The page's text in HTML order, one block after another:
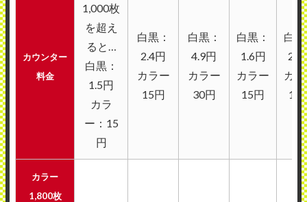
カウンター
料金
1,000枚
を超え
ると…
白黒：
1.5円
カラ
ー：15
円
白黒：
2.4円
カラー
15円
白黒：
4.9円
カラー
30円
白黒：
1.6円
カラー
15円
白
2.1
カ
12
カラー
1,800枚